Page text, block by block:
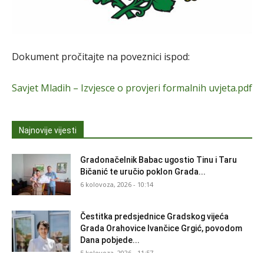
Dokument pročitajte na poveznici ispod:
Savjet Mladih – Izvjesce o provjeri formalnih uvjeta.pdf
Najnovije vijesti
Gradonačelnik Babac ugostio Tinu i Taru
Bičanić te uručio poklon Grada...
6 kolovoza, 2026 - 10:14
Čestitka predsjednice Gradskog vijeća
Grada Orahovice Ivančice Grgić, povodom
Dana pobjede...